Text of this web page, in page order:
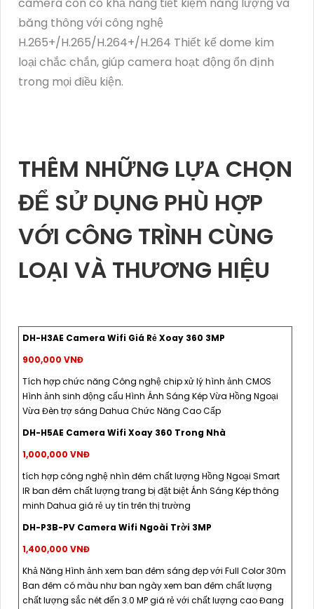
băng thông với công nghệ
H.265+/H.265/H.264+/H.264 Thiết kế dome kim
loại chắc chắn, giúp camera hoạt động ổn định
trong mọi điều kiện.
THÊM NHỮNG LỰA CHỌN
ĐỂ SỬ DỤNG PHÙ HỢP
VỚI CÔNG TRÌNH CÙNG
LOẠI VÀ THƯƠNG HIỆU
DH-H3AE Camera Wifi Giá Rẻ Xoay 360 3MP
900,000 VNĐ
Tích hợp chức năng Công nghệ chip xử lý hình ảnh CMOS
Hình ảnh sinh động cấu Hình Ánh Sáng Kép Vừa Hồng Ngoại
Vừa Đèn trợ sáng Dahua Chức Năng Cao Cấp
DH-H5AE Camera Wifi Xoay 360 Trong Nhà
1,000,000 VNĐ
tích hợp công nghệ nhìn đêm chất lượng Hồng Ngoại Smart
IR ban đêm chất lượng trang bị đặt biệt Ánh Sáng Kép thông
minh Dahua giá rẻ uy tín trên thị trường
DH-P3B-PV Camera Wifi Ngoài Trời 3MP
1,400,000 VNĐ
Khả Năng Hình ảnh xem ban đêm sáng đẹp với Full Color 30m
Ban đêm có màu như ban ngày xem ban đêm chất lượng
chất lượng sắc nét đến 3.0 MP giá rẻ với chất lượng cao Đang